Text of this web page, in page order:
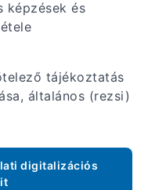
képzések és
tájékoztatás
általános (rezsi)
digitalizációs